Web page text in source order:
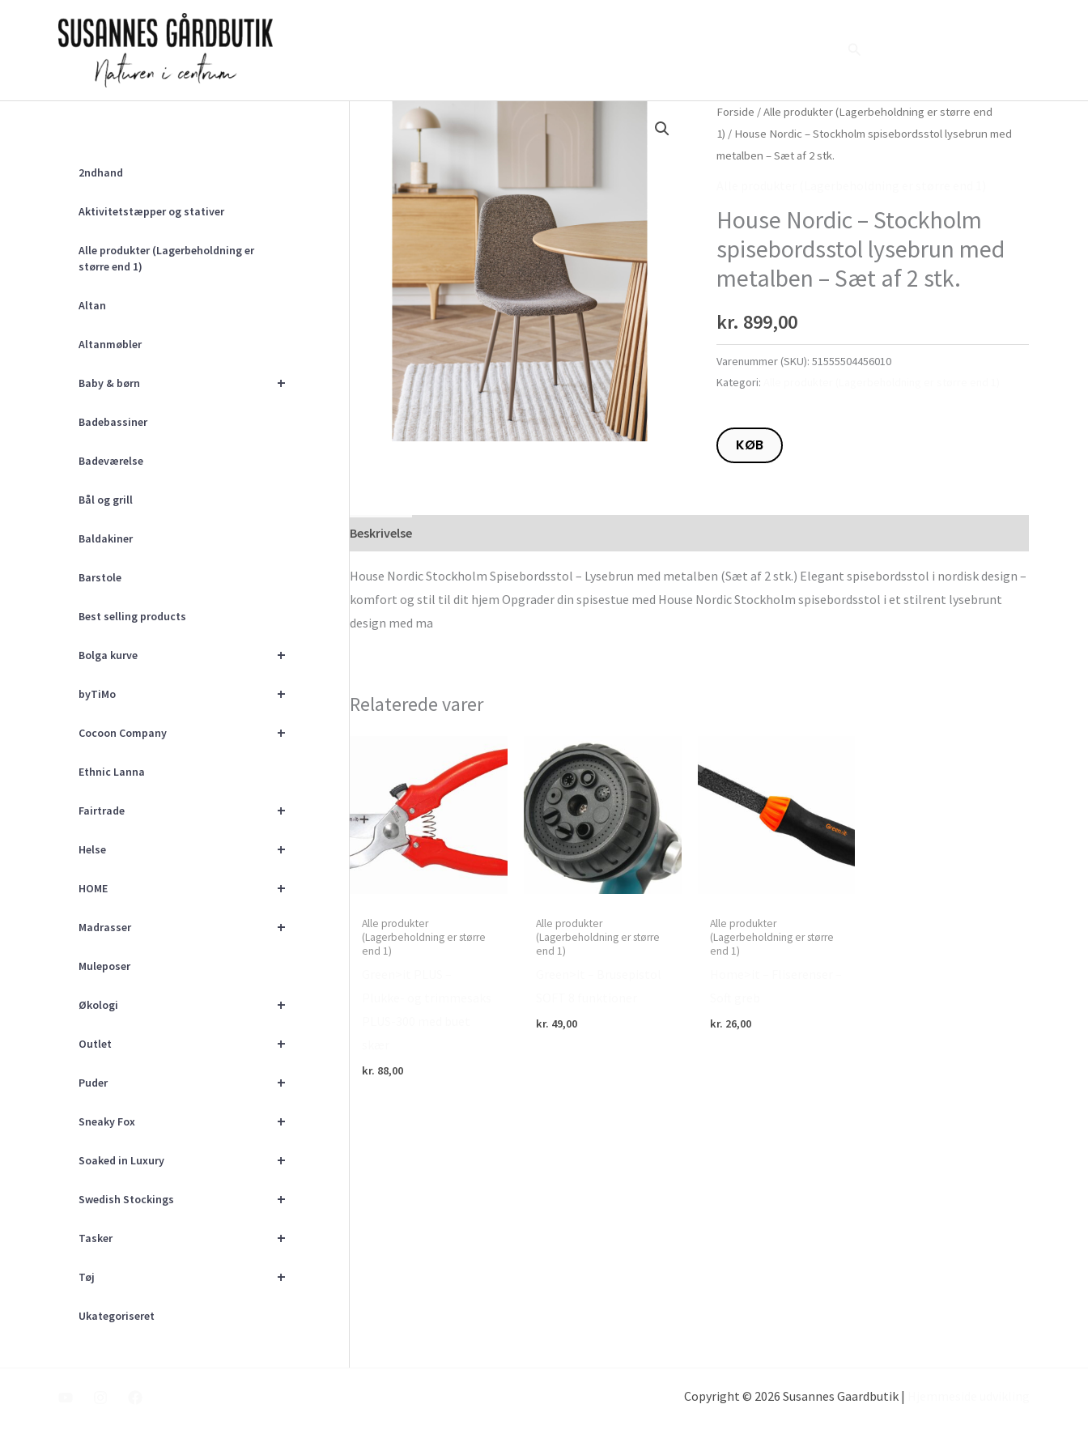
2ndhand
Aktivitetstæpper og stativer
Alle produkter (Lagerbeholdning er
større end 1)
Altan
Altanmøbler
+
Baby & børn
Badebassiner
Badeværelse
Bål og grill
Baldakiner
Barstole
Best selling products
+
Bolga kurve
+
byTiMo
+
Cocoon Company
Ethnic Lanna
+
Fairtrade
+
Helse
+
HOME
+
Madrasser
Muleposer
+
Økologi
+
Outlet
+
Puder
+
Sneaky Fox
+
Soaked in Luxury
+
Swedish Stockings
+
Tasker
+
Tøj
Ukategoriseret
Forside /Alle produkter (Lagerbeholdning er større end
1) / House Nordic – Stockholm spisebordsstol lysebrun med
metalben – Sæt af 2 stk.
House Nordic – Stockholm
spisebordsstol lysebrun med
metalben – Sæt af 2 stk.
kr. 899,00
Varenummer (SKU):51555504456010
Kategori:
KØB
Beskrivelse
House Nordic Stockholm Spisebordsstol – Lysebrun med metalben (Sæt af 2 stk.) Elegant spisebordsstol i nordisk design –
komfort og stil til dit hjem Opgrader din spisestue med House Nordic Stockholm spisebordsstol i et stilrent lysebrunt
design med ma
Relaterede varer
Alle produkter
(Lagerbeholdning er større
end 1)
kr. 88,00
Alle produkter
(Lagerbeholdning er større
end 1)
kr. 49,00
Alle produkter
(Lagerbeholdning er større
end 1)
kr. 26,00
Copyright © 2026 Susannes Gaardbutik |